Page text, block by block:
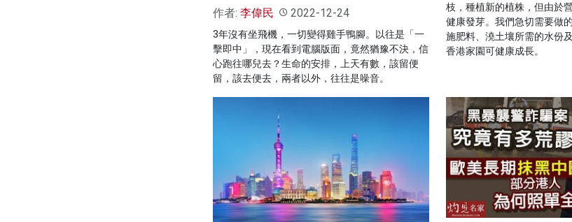
作者: 李偉民 2022-12-24
3年沒有坐飛機，一切變得雞手鴨腳。以往是「一
擊即中」，現在看到電腦版面，竟然猶豫不決，信
心跑往哪兒去？生命的安排，上天有數，該留便
留，該去便去，兩者以外，往往是噪音。
枝，種植新的植株，但由於
健康發芽。我們急切需要做
施肥料、澆土壤所需的水份
香港家園可健康成長。